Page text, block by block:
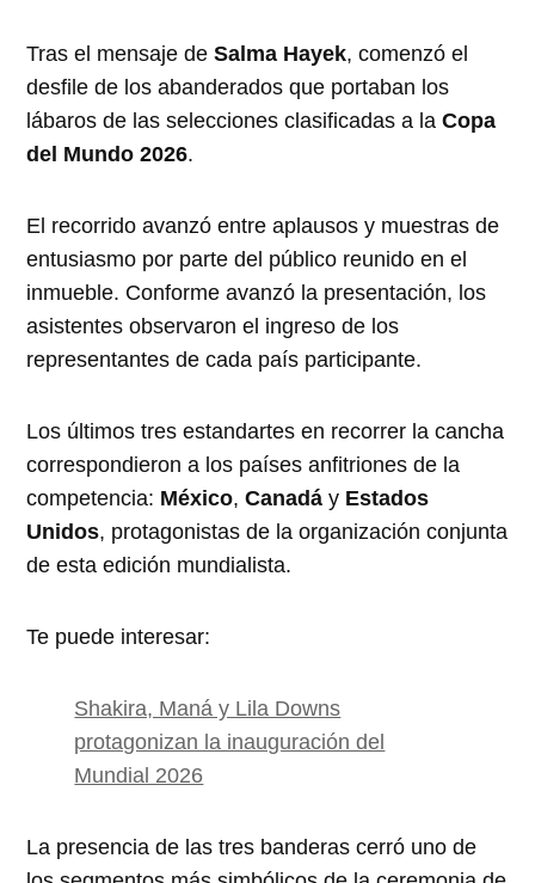
Tras el mensaje deSalma Hayek, comenzó el
desfile de los abanderados que portaban los
lábaros de las selecciones clasificadas a laCopa
del Mundo 2026.
El recorrido avanzó entre aplausos y muestras de
entusiasmo por parte del público reunido en el
inmueble. Conforme avanzó la presentación, los
asistentes observaron el ingreso de los
representantes de cada país participante.
Los últimos tres estandartes en recorrer la cancha
correspondieron a los países anfitriones de la
competencia: México,Canadá y Estados
Unidos, protagonistas de la organización conjunta
de esta edición mundialista.
Te puede interesar:
Shakira, Maná y Lila Downs
protagonizan la inauguración del
Mundial 2026
La presencia de las tres banderas cerró uno de